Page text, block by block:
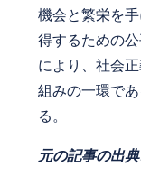
機会と繁栄を
得するための
により、社会
組みの一環で
る。
元の記事の出